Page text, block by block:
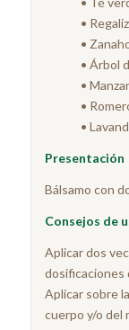
• Regaliz
•
• Árbol
•
•
•
Presentación
Bálsamo con
Consejos de
Aplicar dos
dosificaciones
Aplicar sobre
cuerpo y/o del